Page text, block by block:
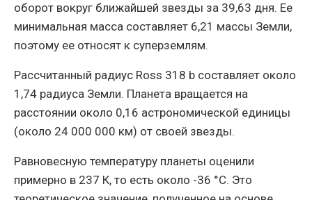
оборот вокруг ближайшей звезды за 39,63 дня. Ее
минимальная масса составляет 6,21 массы Земли,
поэтому ее относят к суперземлям.
Рассчитанный радиус Ross 318 b составляет около
1,74 радиуса Земли. Планета вращается на
расстоянии около 0,16 астрономической единицы
(около 24 000 000 км) от своей звезды.
Равновесную температуру планеты оценили
примерно в 237 К, то есть около -36 °C. Это